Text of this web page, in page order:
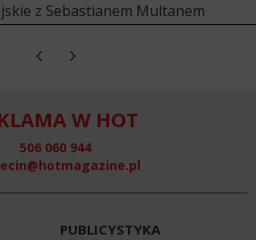
z Sebastianem Multanem
W HOT
506 060 944
PUBLICYSTYKA